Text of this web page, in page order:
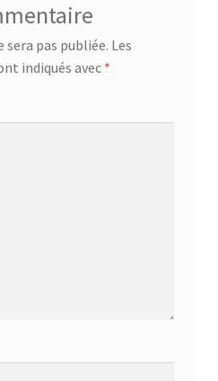
sera pas publiée. Les
indiqués avec *